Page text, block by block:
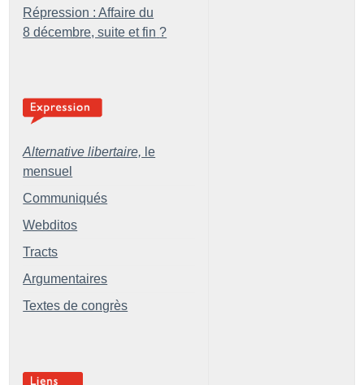
Répression : Affaire du
8 décembre, suite et fin ?
Alternative libertaire, le
mensuel
Communiqués
Webditos
Tracts
Argumentaires
Textes de congrès